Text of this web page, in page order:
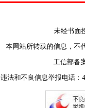
未经书面
本网站所转载的信息，不
工信部备
违法和不良信息举报电话